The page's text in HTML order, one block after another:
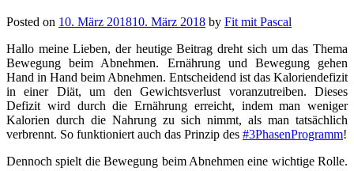
Posted on 10. März 201810. März 2018 by Fit mit Pascal
Hallo meine Lieben, der heutige Beitrag dreht sich um das Thema
Bewegung beim Abnehmen. Ernährung und Bewegung gehen
Hand in Hand beim Abnehmen. Entscheidend ist das Kaloriendefizit
in einer Diät, um den Gewichtsverlust voranzutreiben. Dieses
Defizit wird durch die Ernährung erreicht, indem man weniger
Kalorien durch die Nahrung zu sich nimmt, als man tatsächlich
verbrennt. So funktioniert auch das Prinzip des #3PhasenProgramm!
Dennoch spielt die Bewegung beim Abnehmen eine wichtige Rolle.